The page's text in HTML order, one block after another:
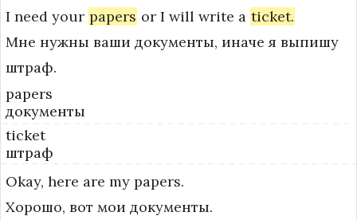
I need your papers or I will write a ticket.
Мне нужны ваши документы, иначе я выпишу
штраф.
papers
документы
ticket
штраф
Okay, here are my papers.
Хорошо, вот мои документы.